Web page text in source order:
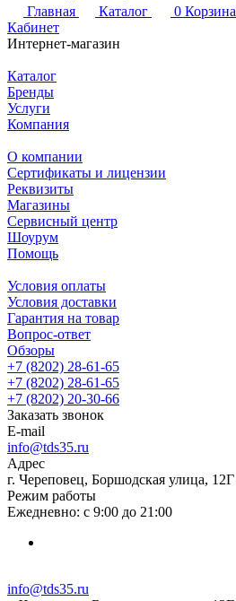
Главная
Каталог 0 Корзина
Кабинет
Интернет-магазин
Каталог
Бренды
Услуги
Компания
О компании
Сертификаты и лицензии
Реквизиты
Магазины
Сервисный центр
Шоурум
Помощь
Условия оплаты
Условия доставки
Гарантия на товар
Вопрос-ответ
Обзоры
+7 (8202) 28‑61-65
+7 (8202) 28‑61-65
+7 (8202) 20‑30-66
Заказать звонок
E-mail
info@tds35.ru
Адрес
г. Череповец, Боршодская улица, 12Г
Режим работы
Ежедневно: с 9:00 до 21:00
info@tds35.ru